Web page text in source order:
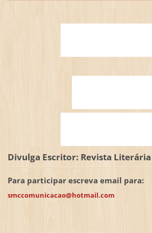
Divulga Escritor: Revista
Para participar escreva email para:
smccomunicacao@hotmail.com